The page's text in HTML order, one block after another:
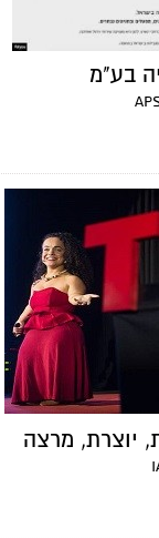
בע"מ
יוצרת, מרצה